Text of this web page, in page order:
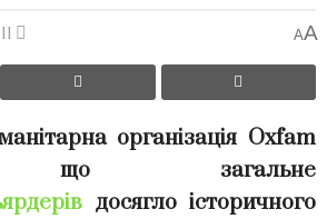
11 AA
організація Oxfam
що загальне
досягло історичного